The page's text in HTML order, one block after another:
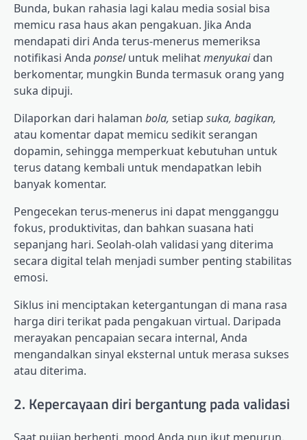
Bunda, bukan rahasia lagi kalau media sosial bisa
memicu rasa haus akan pengakuan. Jika Anda
mendapati diri Anda terus-menerus memeriksa
notifikasi Anda ponseluntuk melihatmenyukaidan
berkomentar, mungkin Bunda termasuk orang yang
suka dipuji.
Dilaporkan dari halaman bola, setiap suka, bagikan,
atau komentar dapat memicu sedikit serangan
dopamin, sehingga memperkuat kebutuhan untuk
terus datang kembali untuk mendapatkan lebih
banyak komentar.
Pengecekan terus-menerus ini dapat mengganggu
fokus, produktivitas, dan bahkan suasana hati
sepanjang hari. Seolah-olah validasi yang diterima
secara digital telah menjadi sumber penting stabilitas
emosi.
Siklus ini menciptakan ketergantungan di mana rasa
harga diri terikat pada pengakuan virtual. Daripada
merayakan pencapaian secara internal, Anda
mengandalkan sinyal eksternal untuk merasa sukses
atau diterima.
2. Kepercayaan diri bergantung pada validasi